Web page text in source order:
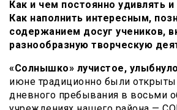
Как и чем постоянно удивлять
Как наполнить интересным,
содержанием досуг учеников,
разнообразную творческую
«Солнышко» лучистое,
июне традиционно были открыты
дневного пребывания в восьми